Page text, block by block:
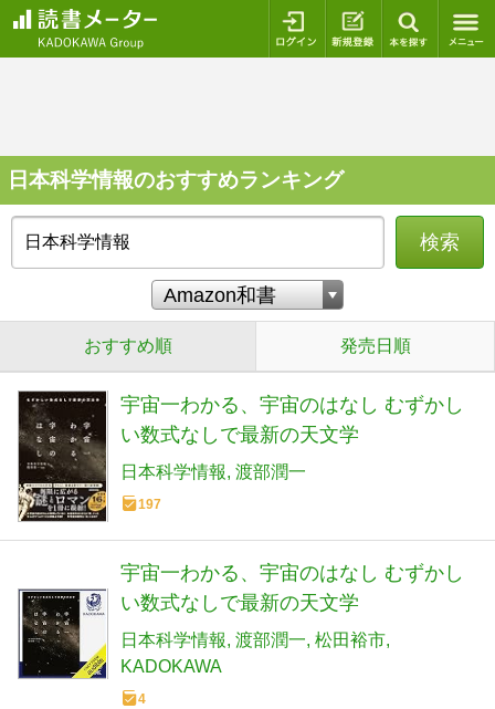
ログイン 新規登録
日本科学情報のおすすめランキング
検索
おすすめ順 発売日順
宇宙一わかる、宇宙のはなし むずかし
い数式なしで最新の天文学
日本科学情報 渡部潤一
197
宇宙一わかる、宇宙のはなし むずかし
い数式なしで最新の天文学
日本科学情報 渡部潤一 松田裕市
KADOKAWA
4